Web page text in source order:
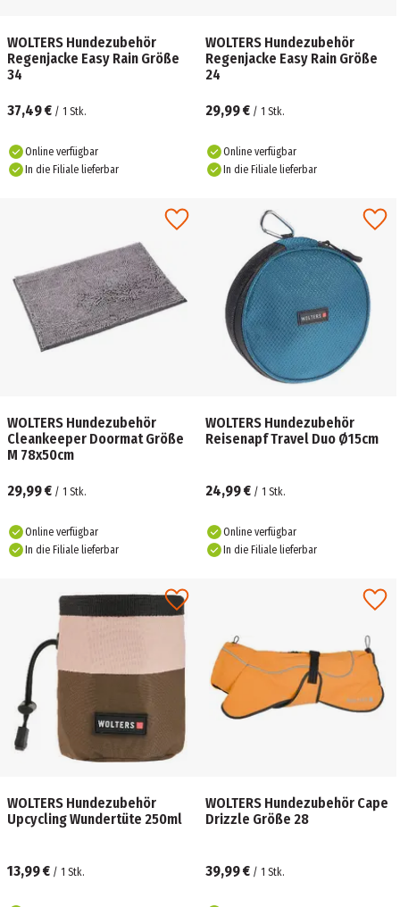
WOLTERS Hundezubehör
Regenjacke Easy Rain Größe
34
37,49 € / 1 Stk.
Online verfügbar
In die Filiale lieferbar
WOLTERS Hundezubehör
Regenjacke Easy Rain Größe
24
29,99 € / 1 Stk.
Online verfügbar
In die Filiale lieferbar
WOLTERS Hundezubehör
Cleankeeper Doormat Größe
M 78x50cm
29,99 € / 1 Stk.
Online verfügbar
In die Filiale lieferbar
WOLTERS Hundezubehör
Reisenapf Travel Duo Ø15cm
24,99 € / 1 Stk.
Online verfügbar
In die Filiale lieferbar
WOLTERS Hundezubehör
Upcycling Wundertüte 250ml
13,99 € / 1 Stk.
WOLTERS Hundezubehör Cape
Drizzle Größe 28
39,99 € / 1 Stk.